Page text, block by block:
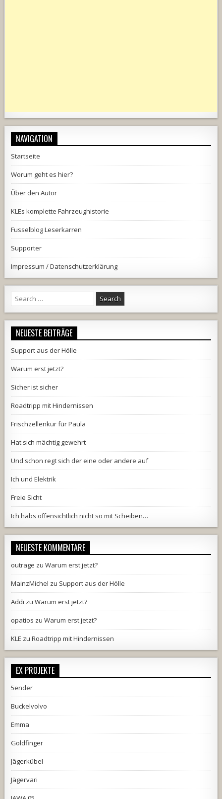
NAVIGATION
Startseite
Worum geht es hier?
Über den Autor
KLEs komplette Fahrzeughistorie
Fusselblog Leserkarren
Supporter
Impressum / Datenschutzerklärung
Search
for:
NEUESTE BEITRÄGE
Support aus der Hölle
Warum erst jetzt?
Sicher ist sicher
Roadtripp mit Hindernissen
Frischzellenkur für Paula
Hat sich mächtig gewehrt
Und schon regt sich der eine oder andere auf
Ich und Elektrik
Freie Sicht
Ich habs offensichtlich nicht so mit Scheiben…
NEUESTE KOMMENTARE
outrage zuWarum erst jetzt?
MainzMichel zu Support aus der Hölle
Addi zuWarum erst jetzt?
opatios zuWarum erst jetzt?
KLE zuRoadtripp mit Hindernissen
EX PROJEKTE
5ender
Buckelvolvo
Emma
Goldfinger
Jägerkübel
Jägervari